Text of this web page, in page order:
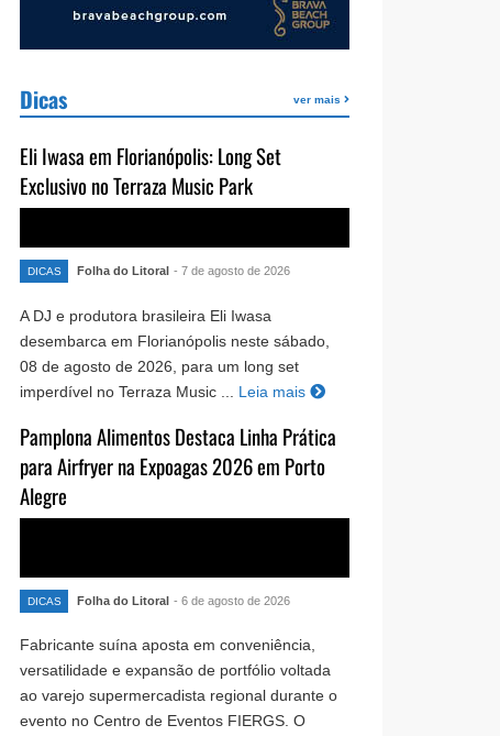
Dicas ver mais
Eli Iwasa em Florianópolis: Long Set
Exclusivo no Terraza Music Park
DICAS Folha do Litoral - 7 de agosto de 2026
A DJ e produtora brasileira Eli Iwasa
desembarca em Florianópolis neste sábado,
08 de agosto de 2026, para um long set
imperdível no Terraza Music ...
Leia mais
Pamplona Alimentos Destaca Linha Prática
para Airfryer na Expoagas 2026 em Porto
Alegre
DICAS Folha do Litoral - 6 de agosto de 2026
Fabricante suína aposta em conveniência,
versatilidade e expansão de portfólio voltada
ao varejo supermercadista regional durante o
evento no Centro de Eventos FIERGS. O